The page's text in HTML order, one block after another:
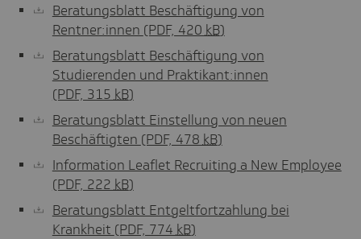
Beratungsblatt Beschäftigung von
Rentner:innen (PDF, 420 kB)
Beratungsblatt Beschäftigung von
Studierenden und Praktikant:innen
(PDF, 315 kB)
Beratungsblatt Einstellung von neuen
Beschäftigten (PDF, 478 kB)
Information Leaflet Recruiting a New Employee
(PDF, 222 kB)
Beratungsblatt Entgeltfortzahlung bei
Krankheit (PDF, 774 kB)